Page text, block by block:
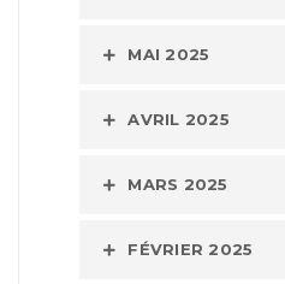
MAI 2025
AVRIL 2025
MARS 2025
FÉVRIER 2025